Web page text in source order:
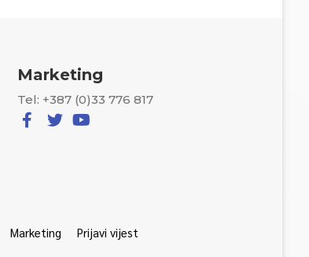
Marketing
Tel: +387 (0)33 776 817
Marketing Prijavi vijest